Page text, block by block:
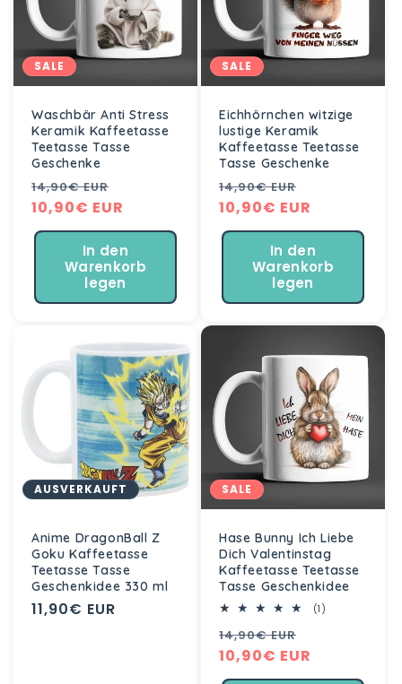
SALE
Waschbär Anti Stress
Keramik Kaffeetasse
Teetasse Tasse
Geschenke
Normaler
Preis
14,90€ EUR
Verkaufspreis
10,90€ EUR
In den
Warenkorb
legen
SALE
Eichhörnchen witzige
lustige Keramik
Kaffeetasse Teetasse
Tasse Geschenke
Normaler
Preis
14,90€ EUR
10,90€ EUR
In den
Warenkorb
legen
AUSVERKAUFT
Anime DragonBall Z
Goku Kaffeetasse
Teetasse Tasse
Geschenkidee 330 ml
Normaler
11,90€ EUR
SALE
Hase Bunny Ich Liebe
Dich Valentinstag
Kaffeetasse Teetasse
Tasse Geschenkidee
(1)
Normaler
Preis
14,90€ EUR
10,90€ EUR